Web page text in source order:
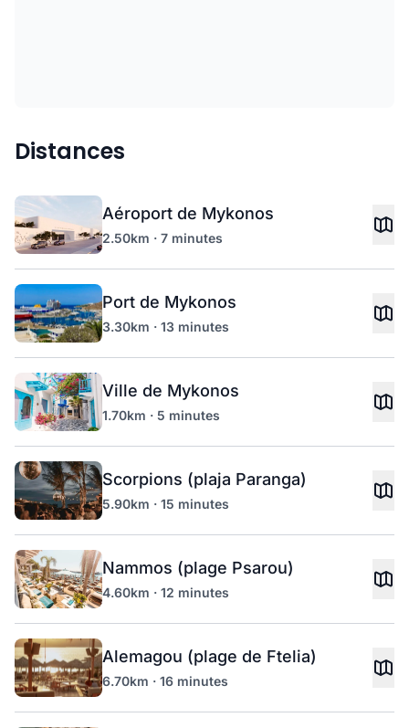
Distances
Aéroport de Mykonos
2.50km · 7 minutes
Port de Mykonos
3.30km · 13 minutes
Ville de Mykonos
1.70km · 5 minutes
Scorpions (plaja Paranga)
5.90km · 15 minutes
Nammos (plage Psarou)
4.60km · 12 minutes
Alemagou (plage de Ftelia)
6.70km · 16 minutes